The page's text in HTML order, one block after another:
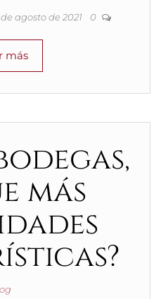
agosto de 2021 0
más
más